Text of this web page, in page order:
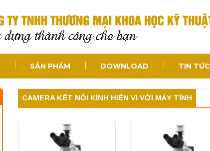
SẢN PHẨM DOWNLOAD TIN TỨC
CAMERA KẾT NỐI KÍNH HIỂN VI VỚI MÁY TÍNH